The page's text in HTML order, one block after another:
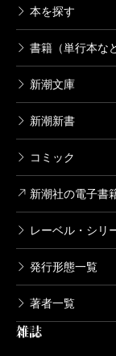
本を探す
書籍（単行本な
新潮文庫
新潮新書
コミック
新潮社の電子書
レーベル・シリ
発行形態一覧
著者一覧
雑誌